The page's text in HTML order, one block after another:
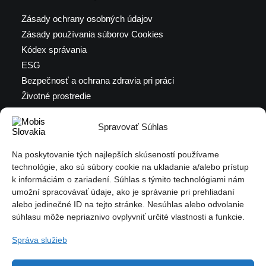
Spravovať Súhlas
Na poskytovanie tých najlepších skúseností používame
technológie, ako sú súbory cookie na ukladanie a/alebo prístup
k informáciám o zariadení. Súhlas s týmito technológiami nám
umožní spracovávať údaje, ako je správanie pri prehliadaní
alebo jedinečné ID na tejto stránke. Nesúhlas alebo odvolanie
súhlasu môže nepriaznivo ovplyvniť určité vlastnosti a funkcie.
Správa služieb
Zásady ochrany osobných údajov
Zásady používania súborov Cookies
Kódex správania
ESG
Bezpečnosť a ochrana zdravia pri práci
Životné prostredie
Certifikáty a iné dokumenty
Ochrana oznamovateľa (PDF)
VOĽNÉ POZÍCIE
Všetky voľné pozície nájdete na stránke Profesia.sk